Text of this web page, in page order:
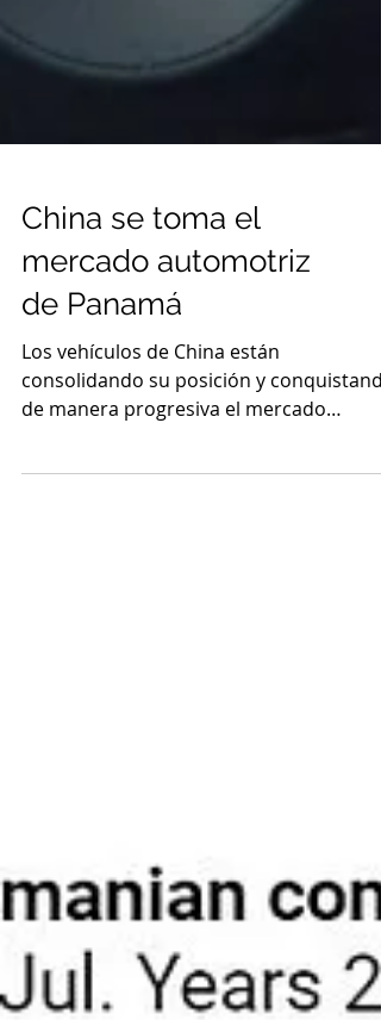
China se toma el
mercado automotriz
de Panamá
Los vehículos de China están